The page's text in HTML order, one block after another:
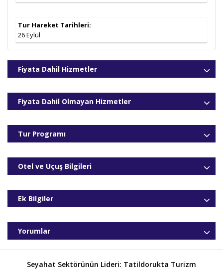
Tur Hareket Tarihleri:
26 Eylül
Fiyata Dahil Hizmetler
Fiyata Dahil Olmayan Hizmetler
Tur Programı
Otel ve Uçuş Bilgileri
Ek Bilgiler
Yorumlar
Seyahat Sektörünün Lideri: Tatildorukta Turizm